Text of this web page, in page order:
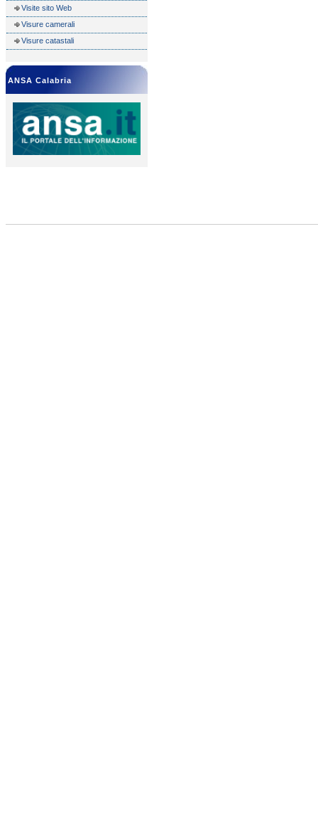
Visite sito Web
Visure camerali
Visure catastali
ANSA Calabria